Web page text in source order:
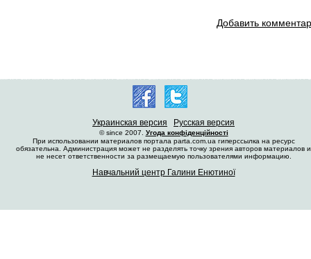
Добавить
Украинская версия Русская версия
© since 2007. Угода конфіденційності
При использовании материалов портала parta.com.ua гиперссылка на ресурс
обязательна. Администрация может не разделять точку зрения авторов материалов и
не несет ответственности за размещаемую пользователями информацию.
Навчальний центр Галини Енютиної